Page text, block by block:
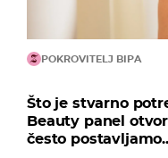
POKROVITELJ BIPA
Što je stvarno
Beauty panel
često